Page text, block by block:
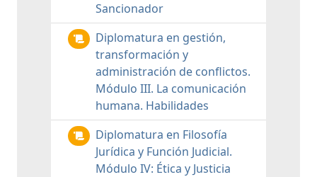
Sancionador
Diplomatura en gestión,
transformación y
administración de conflictos.
Módulo III. La comunicación
humana. Habilidades
Diplomatura en Filosofía
Jurídica y Función Judicial.
Módulo IV: Ética y Justicia